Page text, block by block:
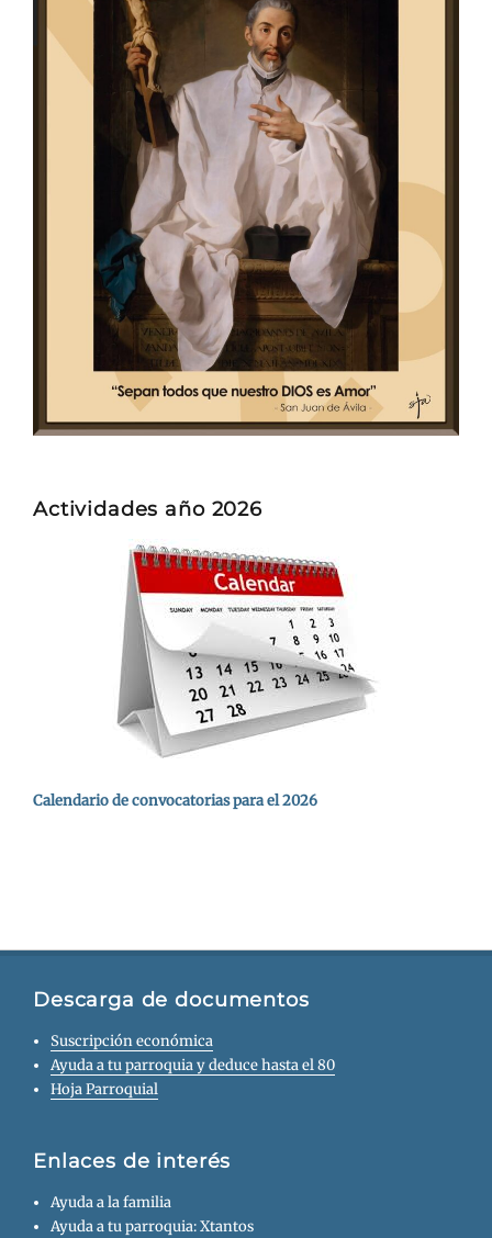
Actividades año 2026
Calendario de convocatorias para el 2026
Descarga de documentos
Suscripción económica
Ayuda a tu parroquia y deduce hasta el 80
Hoja Parroquial
Enlaces de interés
Ayuda a la familia
Ayuda a tu parroquia: Xtantos